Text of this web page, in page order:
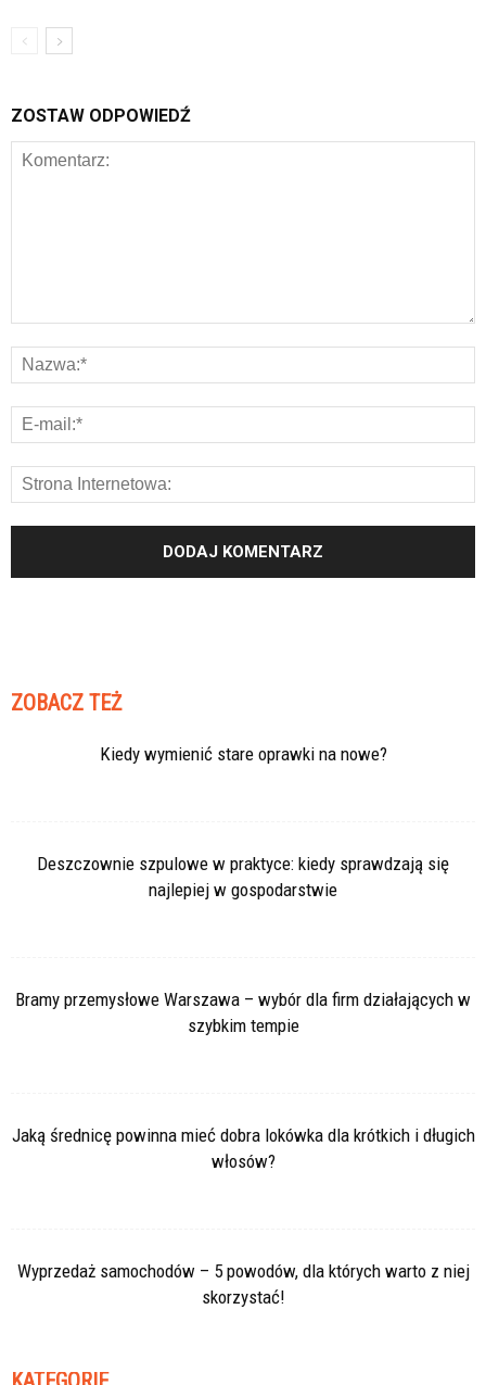
ZOSTAW ODPOWIEDŹ
ZOBACZ TEŻ
Kiedy wymienić stare oprawki na nowe?
Deszczownie szpulowe w praktyce: kiedy sprawdzają się
najlepiej w gospodarstwie
Bramy przemysłowe Warszawa – wybór dla firm działających w
szybkim tempie
Jaką średnicę powinna mieć dobra lokówka dla krótkich i długich
włosów?
Wyprzedaż samochodów – 5 powodów, dla których warto z niej
skorzystać!